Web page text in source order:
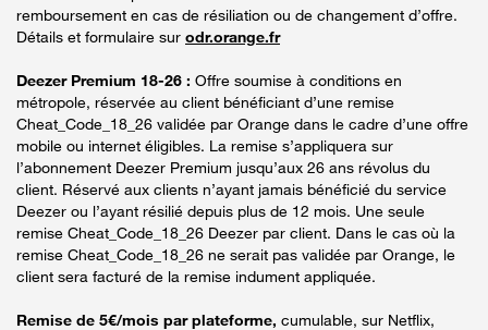
remboursement en cas de résiliation ou de changement d’offre.
Détails et formulaire sur odr.orange.fr
Deezer Premium 18-26 : Offre soumise à conditions en
métropole, réservée au client bénéficiant d’une remise
Cheat_Code_18_26 validée par Orange dans le cadre d’une offre
mobile ou internet éligibles. La remise s’appliquera sur
l’abonnement Deezer Premium jusqu’aux 26 ans révolus du
client. Réservé aux clients n’ayant jamais bénéficié du service
Deezer ou l’ayant résilié depuis plus de 12 mois. Une seule
remise Cheat_Code_18_26 Deezer par client. Dans le cas où la
remise Cheat_Code_18_26 ne serait pas validée par Orange, le
client sera facturé de la remise indument appliquée.
Remise de 5€/mois par plateforme, cumulable, sur Netflix,